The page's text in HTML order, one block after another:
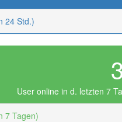
24 Std.)
User online in d. letzten 7
7 Tagen)